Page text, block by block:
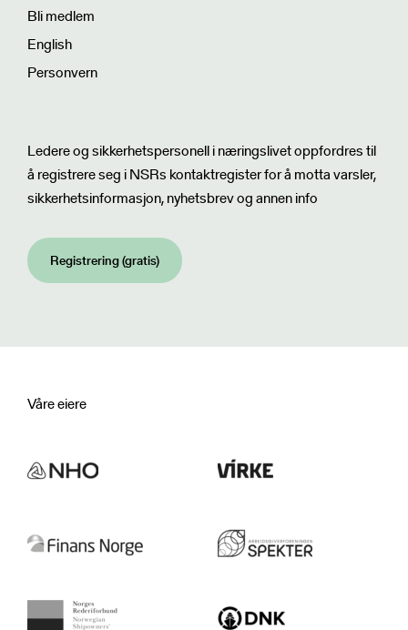
Bli medlem
English
Personvern
Nyhetsbrev
Ledere og sikkerhetspersonell i næringslivet oppfordres til
å registrere seg i NSRs kontaktregister for å motta varsler,
sikkerhetsinformasjon, nyhetsbrev og annen info
Registrering (gratis)
Våre eiere